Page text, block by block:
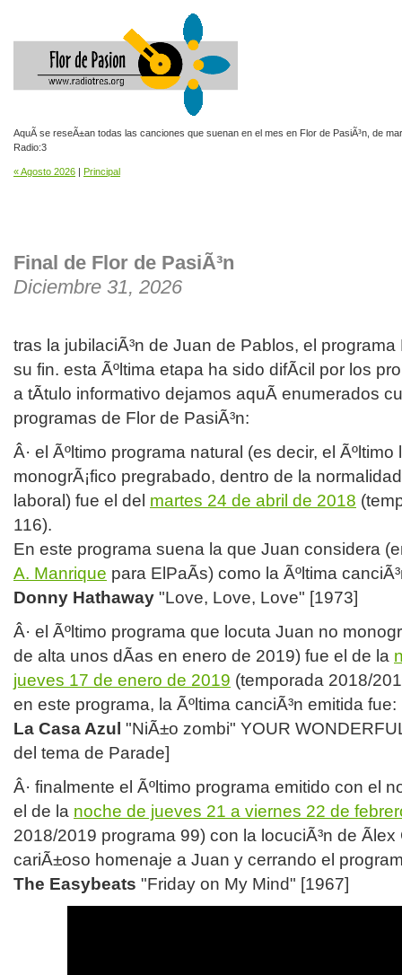
AquÃ­ se reseÃ±an todas las canciones que suenan en el mes en Flor de PasiÃ³n, de
Radio:3
« Agosto 2026 | Principal
Final de Flor de PasiÃ³n
Diciembre 31, 2026
tras la jubilaciÃ³n de Juan de Pablos, el
su fin. esta Ãºltima etapa ha sido difÃ­cil por los
a tÃ­tulo informativo dejamos aquÃ­ enumerados
programas de Flor de PasiÃ³n:
Â· el Ãºltimo programa natural (es decir, el
monogrÃ¡fico pregrabado, dentro de la
laboral) fue el del martes 24 de abril de 2018
116).
En este programa suena la que Juan considera
A. Manrique para ElPaÃ­s) como la Ãºltima
Donny Hathaway "Love, Love, Love" [1973]
Â· el Ãºltimo programa que locuta Juan no
de alta unos dÃ­as en enero de 2019) fue el de la
jueves 17 de enero de 2019 (temporada 2018/
en este programa, la Ãºltima canciÃ³n emitida fue:
La Casa Azul "NiÃ±o zombi" YOUR
del tema de Parade]
Â· finalmente el Ãºltimo programa emitido con el
el de la noche de jueves 21 a viernes 22 de
2018/2019 programa 99) con la locuciÃ³n de
cariÃ±oso homenaje a Juan y cerrando el
The Easybeats "Friday on My Mind" [1967]